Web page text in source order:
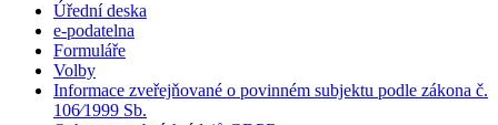
Úřední deska
e-podatelna
Formuláře
Volby
Informace zveřejňované o povinném subjektu podle zákona č.
106⁄1999 Sb.